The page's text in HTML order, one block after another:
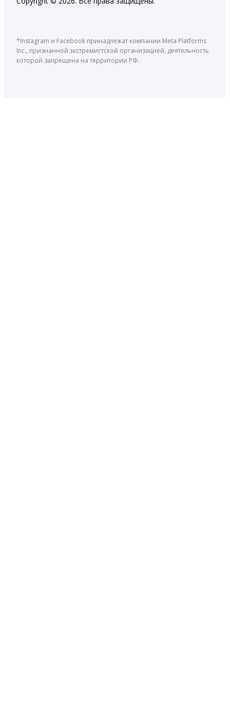
*Instagram и Facebook принадлежат компании Meta Platforms
Inc., признанной экстремистской организацией, деятельность
которой запрещена на территории РФ.